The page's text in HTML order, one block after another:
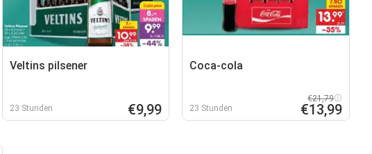
Veltins pilsener
23 Stunden €9,99
Coca-cola
23 Stunden
€21,79
€13,99